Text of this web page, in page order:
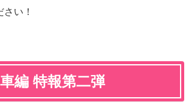
い！
編 特報第二弾